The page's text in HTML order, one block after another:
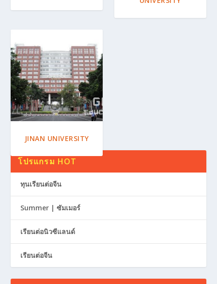
JINAN UNIVERSITY
โปรแกรม HOT
ทุนเรียนต่อจีน
Summer | ซัมเมอร์
เรียนต่อนิวซีแลนด์
เรียนต่อจีน